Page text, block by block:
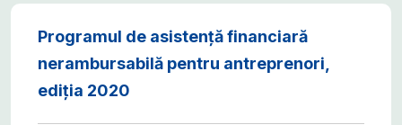
Programul de asistență financiară
nerambursabilă pentru antreprenori,
ediția 2020